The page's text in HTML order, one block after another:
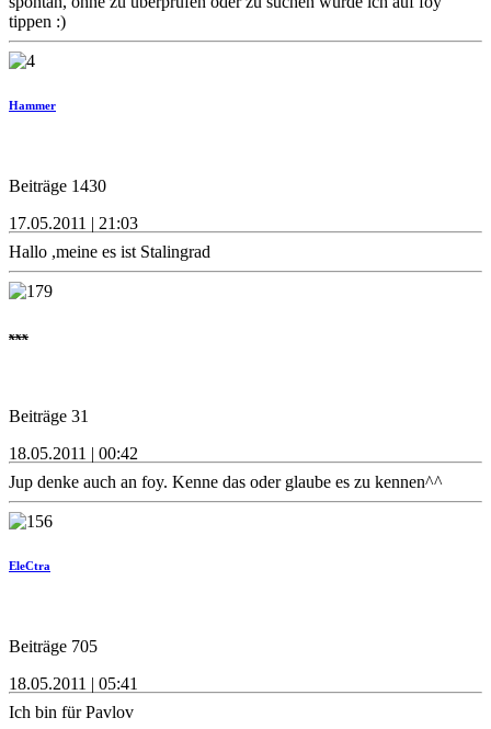
tippen :)
Hammer
Beiträge 1430
17.05.2011 | 21:03
Hallo ,meine es ist Stalingrad
xxx
Beiträge 31
18.05.2011 | 00:42
Jup denke auch an foy. Kenne das oder glaube es zu kennen^^
EleCtra
Beiträge 705
18.05.2011 | 05:41
Ich bin für Pavlov